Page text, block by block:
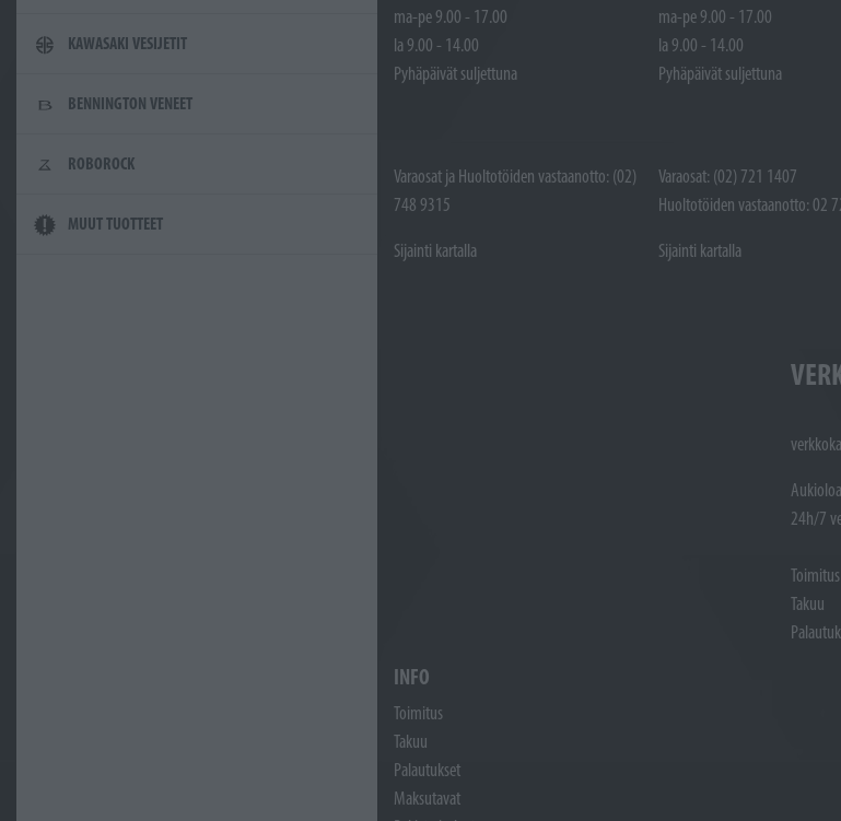
KAWASAKI VESIJETIT
BENNINGTON VENEET
ROBOROCK
MUUT TUOTTEET
ma-pe 9.00 - 17.00
la 9.00 - 14.00
Pyhäpäivät suljettuna
Varaosat ja Huoltotöiden vastaanotto: (02)
748 9315
Sijainti kartalla
ma-pe 9.00 - 17.00
la 9.00 - 14.00
Pyhäpäivät suljettuna
Varaosat: (02) 721 1407
Huoltotöiden vastaanotto: 02
Sijainti kartalla
24h/7
Toimitus
Takuu
INFO
Toimitus
Takuu
Palautukset
Maksutavat